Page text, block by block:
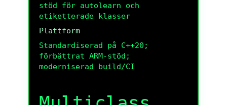
stöd för autolearn och
etiketterade klasser
Plattform
Standardiserad på C++20;
förbättrat ARM-stöd;
moderniserad build/CI